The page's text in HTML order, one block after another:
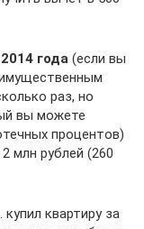
года (если вы
раз, но
вы можете
процентов)
млн рублей (260
квартиру за